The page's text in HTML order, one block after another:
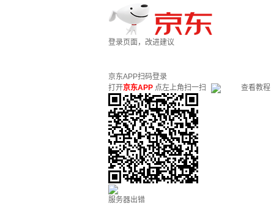
登录页面，改进建议
京东APP扫码登录
打开京东APP 点左上角扫一扫 查看教程
服务器出错